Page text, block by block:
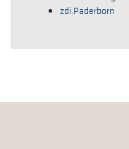
zdi.Paderborn